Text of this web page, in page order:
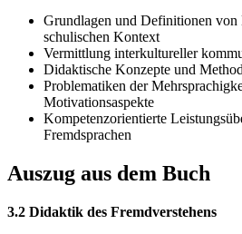
Grundlagen und Definitionen
schulischen Kontext
Vermittlung interkultureller
Didaktische Konzepte und
Problematiken der
Motivationsaspekte
Kompetenzorientierte
Fremdsprachen
Auszug aus dem Buch
3.2 Didaktik des Fremdverstehens